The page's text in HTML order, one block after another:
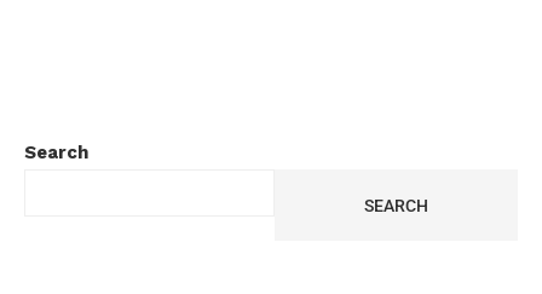
Search
SEARCH